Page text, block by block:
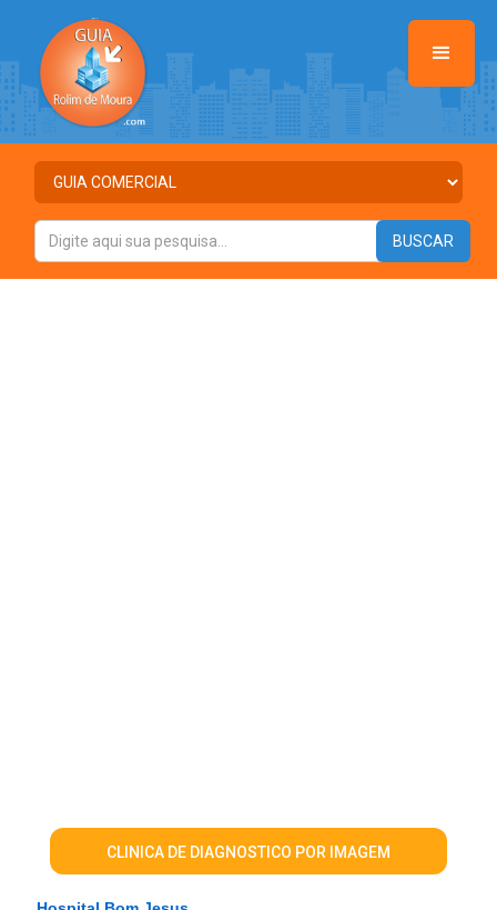
CLINICA DE DIAGNOSTICO POR IMAGEM